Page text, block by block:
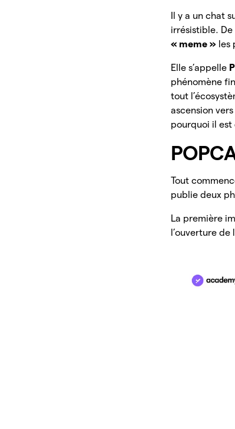
Il y a un chat
irrésistible.
« meme » les
Elle s’appelle
phénomène
tout
ascension
pourquoi il
Tout
publie deux
La première
l’ouverture